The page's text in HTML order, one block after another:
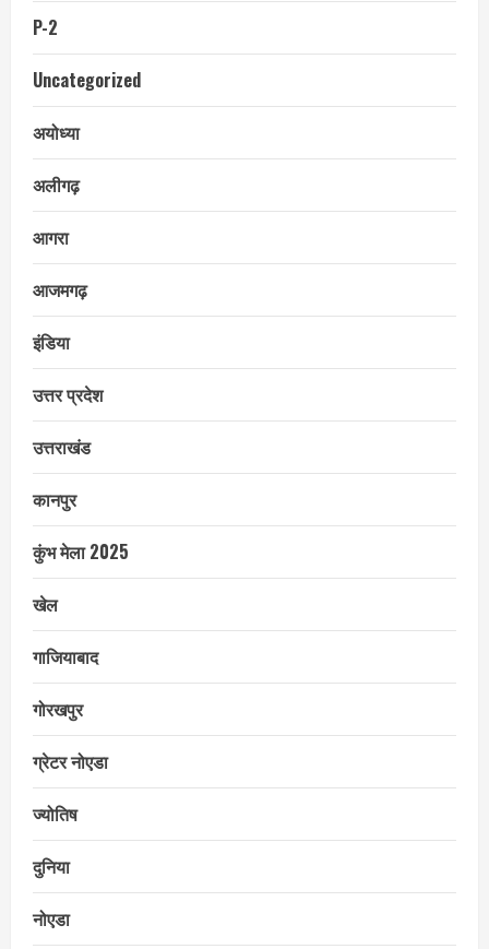
P-2
Uncategorized
अयोध्या
अलीगढ़
आगरा
आजमगढ़
इंडिया
उत्तर प्रदेश
उत्तराखंड
कानपुर
कुंभ मेला 2025
खेल
गाजियाबाद
गोरखपुर
ग्रेटर नोएडा
ज्योतिष
दुनिया
नोएडा